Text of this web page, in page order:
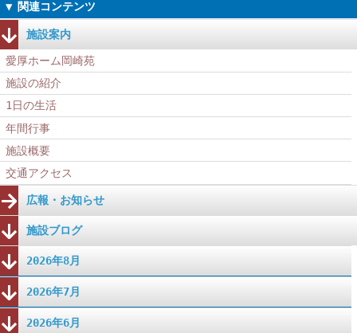
施設案内
愛厚ホーム岡崎苑
施設の紹介
1日の生活
年間行事
施設概要
交通アクセス
広報・お知らせ
施設ブログ
2026年8月
2026年7月
2026年6月